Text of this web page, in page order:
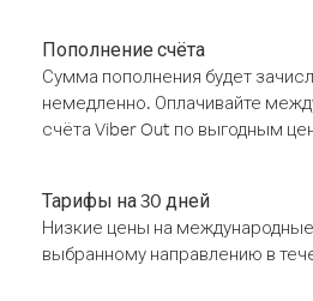
Пополнение счёта
Сумма пополнения будет
немедленно. Оплачивайте
счёта Viber Out по выгодным
Тарифы на 30 дней
Низкие цены на
выбранному направлению в